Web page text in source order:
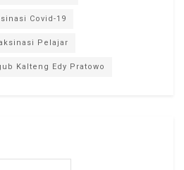
Covid-19
Pelajar
Kalteng Edy Pratowo